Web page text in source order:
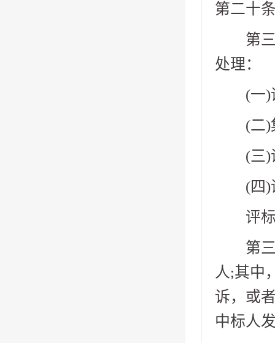
第二十
第三
处理：
(一)评
(二)集
(三)评
(四)评
评标
第三
人;其中
诉，或
中标人